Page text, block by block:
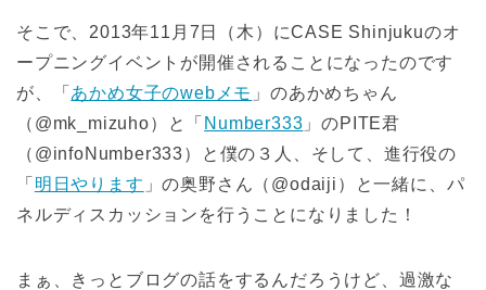
そこで、2013年11月7日（木）にCASE Shinjukuのオ
ープニングイベントが開催されることになったのです
が、「 あかめ女子のwebメモ 」のあかめちゃん
（@mk_mizuho）と「 Number333 」のPITE君
（@infoNumber333）と僕の３人、そして、進行役の
「 明日やります 」の奥野さん（@odaiji）と一緒に、パ
ネルディスカッションを行うことになりました！
まぁ、きっとブログの話をするんだろうけど、過激な